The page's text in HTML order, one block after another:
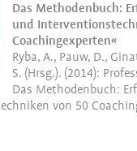
Das Methodenbuch:
und
Coachingexperten«
Ryba, A., Pauw, D.,
S. (Hrsg.). (2014):
Das Methodenbuch:
von 50